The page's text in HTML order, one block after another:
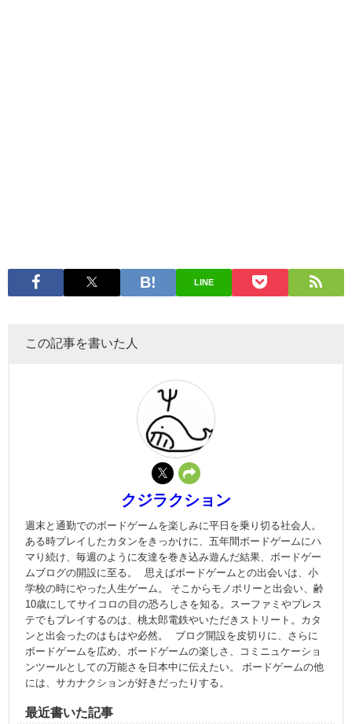
LINE
この記事を書いた人
クジラクション
週末と通勤でのボードゲームを楽しみに平日を乗り切る社会人。
ある時プレイしたカタンをきっかけに、五年間ボードゲームにハ
マり続け、毎週のように友達を巻き込み遊んだ結果、ボードゲー
ムブログの開設に至る。 思えばボードゲームとの出会いは、小
学校の時にやった人生ゲーム。 そこからモノポリーと出会い、齢
10歳にしてサイコロの目の恐ろしさを知る。スーファミやプレス
テでもプレイするのは、桃太郎電鉄やいただきストリート。カタ
ンと出会ったのはもはや必然。 ブログ開設を皮切りに、さらに
ボードゲームを広め、ボードゲームの楽しさ、コミニュケーショ
ンツールとしての万能さを日本中に伝えたい。 ボードゲームの他
には、サカナクションが好きだったりする。
最近書いた記事